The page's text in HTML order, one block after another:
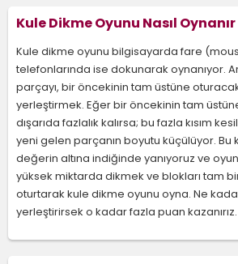
Kule Dikme Oyunu Nasıl Oynanır
Kule dikme oyunu bilgisayarda fare
telefonlarında ise dokunarak oynanıyor.
parçayı, bir öncekinin tam üstüne
yerleştirmek. Eğer bir öncekinin tam
dışarıda fazlalık kalırsa; bu fazla kısım
yeni gelen parçanın boyutu küçülüyor. Bu
değerin altına indiğinde yanıyoruz ve
yüksek miktarda dikmek ve blokları tam
oturtarak kule dikme oyunu oyna. Ne
yerleştirirsek o kadar fazla puan kazanırız.